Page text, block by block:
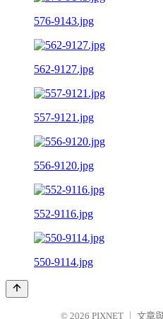
576-9143.jpg
562-9127.jpg
557-9121.jpg
556-9120.jpg
552-9116.jpg
550-9114.jpg
© 2026 PIXNET 文章